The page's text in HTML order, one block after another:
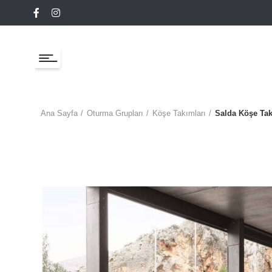
Ana Sayfa Oturma Grupları Köşe Takımları Salda Köşe